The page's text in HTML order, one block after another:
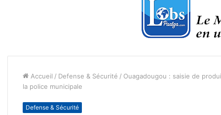
Accueil / Defense & Sécurité / Ouagadougou : saisie de
la police municipale
Defense & Sécurité